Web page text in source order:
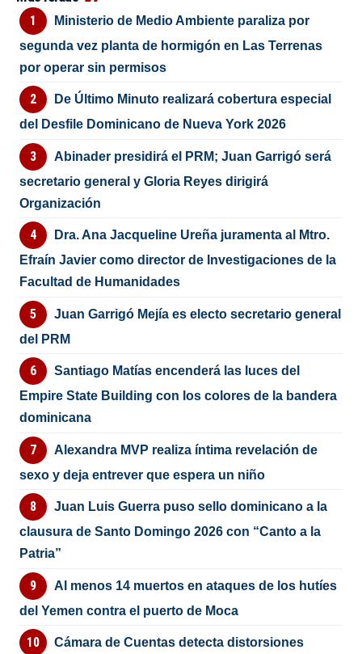
Ministerio de Medio Ambiente paraliza por
segunda vez planta de hormigón en Las Terrenas
por operar sin permisos
De Último Minuto realizará cobertura especial
del Desfile Dominicano de Nueva York 2026
Abinader presidirá el PRM; Juan Garrigó será
secretario general y Gloria Reyes dirigirá
Organización
Dra. Ana Jacqueline Ureña juramenta al Mtro.
Efraín Javier como director de Investigaciones de la
Facultad de Humanidades
Juan Garrigó Mejía es electo secretario general
del PRM
Santiago Matías encenderá las luces del
Empire State Building con los colores de la bandera
dominicana
Alexandra MVP realiza íntima revelación de
sexo y deja entrever que espera un niño
Juan Luis Guerra puso sello dominicano a la
clausura de Santo Domingo 2026 con “Canto a la
Patria”
Al menos 14 muertos en ataques de los hutíes
del Yemen contra el puerto de Moca
Cámara de Cuentas detecta distorsiones